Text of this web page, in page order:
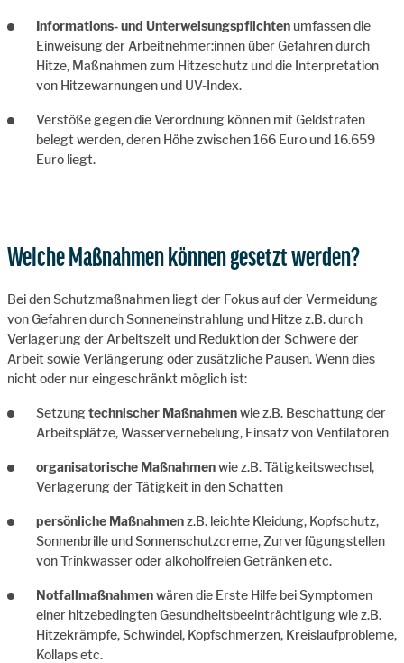
Informations- und Unterweisungspflichten umfassen die
Einweisung der Arbeitnehmer:innen über Gefahren durch
Hitze, Maßnahmen zum Hitzeschutz und die Interpretation
von Hitzewarnungen und UV-Index.
Verstöße gegen die Verordnung können mit Geldstrafen
belegt werden, deren Höhe zwischen 166 Euro und 16.659
Euro liegt.
Welche Maßnahmen können gesetzt werden?
Bei den Schutzmaßnahmen liegt der Fokus auf der Vermeidung
von Gefahren durch Sonneneinstrahlung und Hitze z.B. durch
Verlagerung der Arbeitszeit und Reduktion der Schwere der
Arbeit sowie Verlängerung oder zusätzliche Pausen. Wenn dies
nicht oder nur eingeschränkt möglich ist:
Setzungtechnischer Maßnahmenwie z.B. Beschattung der
Arbeitsplätze, Wasservernebelung, Einsatz von Ventilatoren
organisatorische Maßnahmenwie z.B. Tätigkeitswechsel,
Verlagerung der Tätigkeit in den Schatten
persönliche Maßnahmenz.B. leichte Kleidung, Kopfschutz,
Sonnenbrille und Sonnenschutzcreme, Zurverfügungstellen
von Trinkwasser oder alkoholfreien Getränken etc.
Notfallmaßnahmenwären die Erste Hilfe bei Symptomen
einer hitzebedingten Gesundheitsbeeinträchtigung wie z.B.
Hitzekrämpfe, Schwindel, Kopfschmerzen, Kreislaufprobleme,
Kollaps etc.